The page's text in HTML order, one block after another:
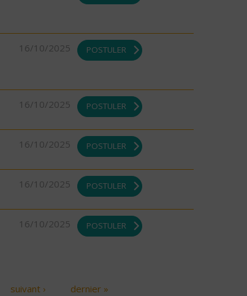
16/10/2025 POSTULER
16/10/2025 POSTULER
16/10/2025 POSTULER
16/10/2025 POSTULER
16/10/2025 POSTULER
suivant › dernier »